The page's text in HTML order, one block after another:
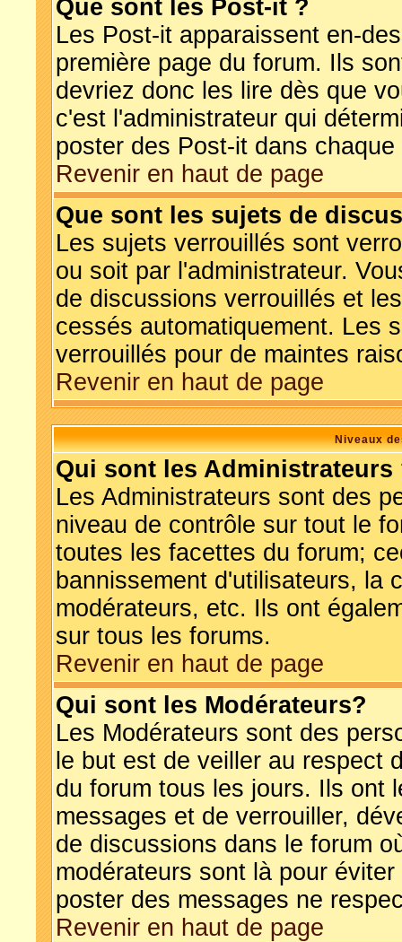
Que sont les Post-it ?
Les Post-it apparaissent en-
première page du forum. Ils
devriez donc les lire dès que
c'est l'administrateur qui
poster des Post-it dans chaque
Revenir en haut de page
Que sont les sujets de
Les sujets verrouillés sont
ou soit par l'administrateur.
de discussions verrouillés et
cessés automatiquement. Les
verrouillés pour de maintes
Revenir en haut de page
Niveaux
Qui sont les Administrateurs
Les Administrateurs sont des
niveau de contrôle sur tout le
toutes les facettes du forum;
bannissement d'utilisateurs, la
modérateurs, etc. Ils ont
sur tous les forums.
Revenir en haut de page
Qui sont les Modérateurs?
Les Modérateurs sont des
le but est de veiller au respect
du forum tous les jours. Ils ont
messages et de verrouiller,
de discussions dans le forum
modérateurs sont là pour
poster des messages ne
Revenir en haut de page